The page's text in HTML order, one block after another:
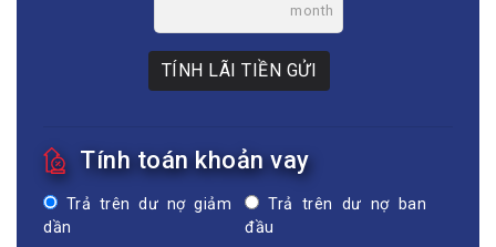
month
TÍNH LÃI TIỀN GỬI
Tính toán khoản vay
Trả trên dư nợ giảm
dần
Trả trên dư nợ ban
đầu